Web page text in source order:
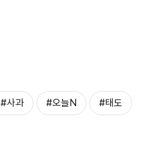
#사과 #오늘N #태도